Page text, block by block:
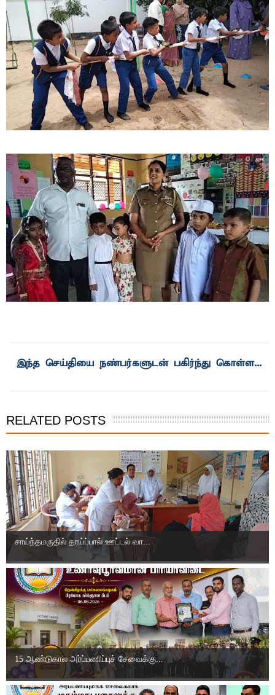
RELATED POSTS
சாய்ந்தமருதில் தாய்ப்பால் ஊட்டல் வா...
15 ஆண்டுகால அர்ப்பணிப்புச் சேவைக்கு...